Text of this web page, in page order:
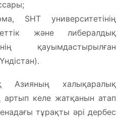
SHT университетінің
және либералдық
қауымдастырылған
Азияның халықаралық
артып келе жатқанын атап
тұрақты әрі дербес